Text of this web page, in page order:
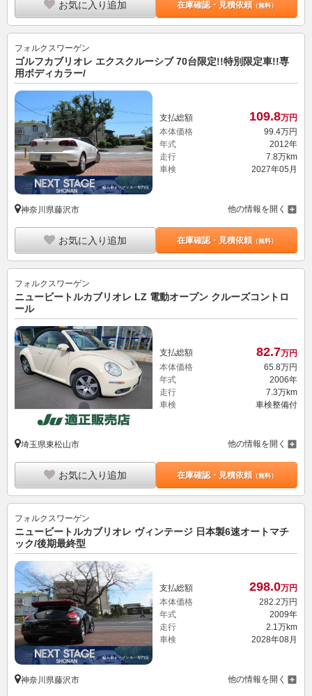
ゴルフカブリオレ エクスクルーシブ 70台限定!!特別限定車!!専
支払総額 109.8万円
走行
7.8万km
車検
2027年05月
神奈川県藤沢市 他の情報を開く
お気に入り追加 在庫確認・見積依頼（無料）
ニュービートルカブリオレ LZ 電動オープン クルーズコントロ
支払総額 82.7万円
走行
7.3万km
車検
車検整備付
埼玉県東松山市 他の情報を開く
お気に入り追加 在庫確認・見積依頼（無料）
ニュービートルカブリオレ ヴィンテージ 日本製6速オートマチ
支払総額 298.0万円
走行
2.1万km
車検
2028年08月
神奈川県藤沢市 他の情報を開く
お気に入り追加 在庫確認・見積依頼（無料）